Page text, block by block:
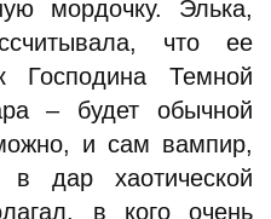
мордочку. Элька,
что ее
Господина Темной
– будет обычной
и сам вампир,
в дар хаотической
в кого очень